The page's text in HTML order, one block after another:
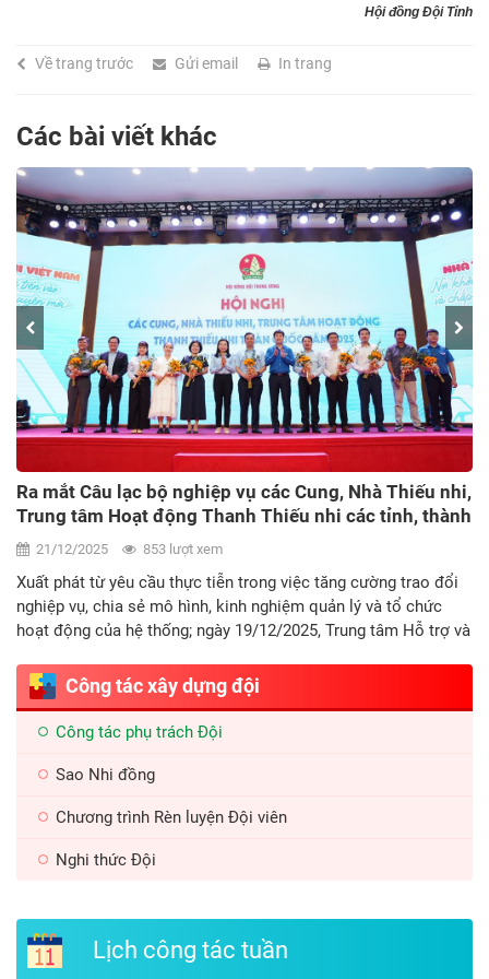
Hội đồng Đội Tỉnh
Về trang trước Gửi email In trang
Các bài viết khác
HỘI NGHỊ TỔNG KẾT CÔNG TÁC ĐỘI VÀ PHONG TRÀO
THIẾU NHI NĂM HỌC 2024 - 2025, TRIỂN KHAI
NHIỆM VỤ NĂM HỌC 2025 - 2026
09/08/2025 7.190 lượt xem
Sáng ngày 09/8/2025 tại Hà Nội, Hội đồng Đội Trung ương tổ
chức Hội nghị tổng kết công tác Đội và phong trào thiếu nhi
năm học 2024 - 2025, triển khai nhiệm vụ năm học 2025 - 2026
Công tác xây dựng đội
Công tác phụ trách Đội
Sao Nhi đồng
Chương trình Rèn luyện Đội viên
Nghi thức Đội
Lịch công tác tuần